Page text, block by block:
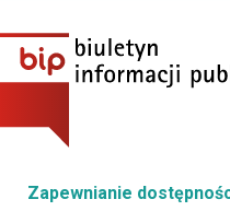
Zapewnianie